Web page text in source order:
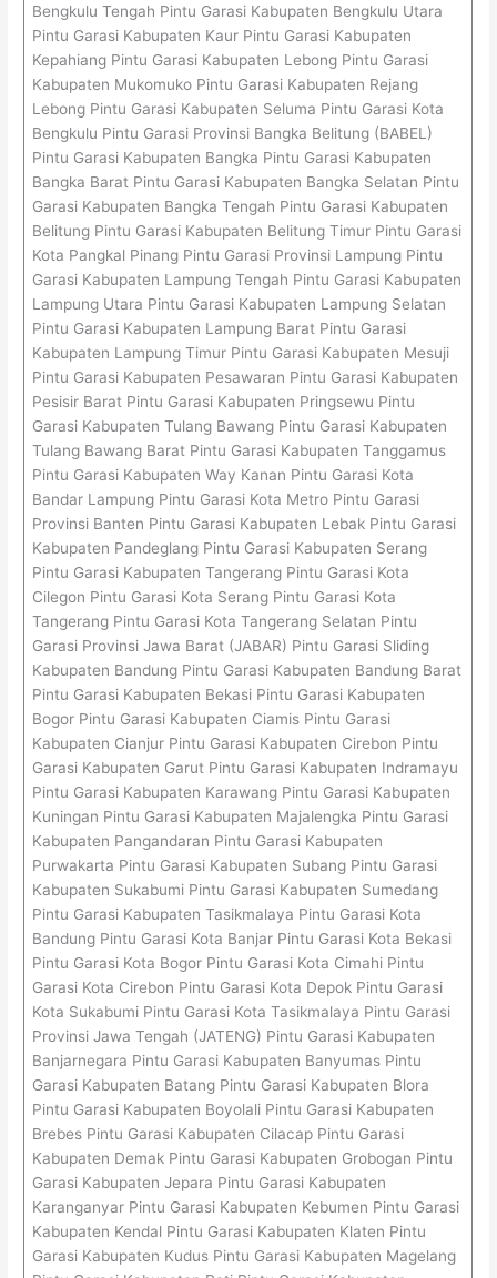
Bengkulu Tengah Pintu Garasi Kabupaten Bengkulu Utara
Pintu Garasi Kabupaten Kaur Pintu Garasi Kabupaten
Kepahiang Pintu Garasi Kabupaten Lebong Pintu Garasi
Kabupaten Mukomuko Pintu Garasi Kabupaten Rejang
Lebong Pintu Garasi Kabupaten Seluma Pintu Garasi Kota
Bengkulu Pintu Garasi Provinsi Bangka Belitung (BABEL)
Pintu Garasi Kabupaten Bangka Pintu Garasi Kabupaten
Bangka Barat Pintu Garasi Kabupaten Bangka Selatan Pintu
Garasi Kabupaten Bangka Tengah Pintu Garasi Kabupaten
Belitung Pintu Garasi Kabupaten Belitung Timur Pintu Garasi
Kota Pangkal Pinang Pintu Garasi Provinsi Lampung Pintu
Garasi Kabupaten Lampung Tengah Pintu Garasi Kabupaten
Lampung Utara Pintu Garasi Kabupaten Lampung Selatan
Pintu Garasi Kabupaten Lampung Barat Pintu Garasi
Kabupaten Lampung Timur Pintu Garasi Kabupaten Mesuji
Pintu Garasi Kabupaten Pesawaran Pintu Garasi Kabupaten
Pesisir Barat Pintu Garasi Kabupaten Pringsewu Pintu
Garasi Kabupaten Tulang Bawang Pintu Garasi Kabupaten
Tulang Bawang Barat Pintu Garasi Kabupaten Tanggamus
Pintu Garasi Kabupaten Way Kanan Pintu Garasi Kota
Bandar Lampung Pintu Garasi Kota Metro Pintu Garasi
Provinsi Banten Pintu Garasi Kabupaten Lebak Pintu Garasi
Kabupaten Pandeglang Pintu Garasi Kabupaten Serang
Pintu Garasi Kabupaten Tangerang Pintu Garasi Kota
Cilegon Pintu Garasi Kota Serang Pintu Garasi Kota
Tangerang Pintu Garasi Kota Tangerang Selatan Pintu
Garasi Provinsi Jawa Barat (JABAR) Pintu Garasi Sliding
Kabupaten Bandung Pintu Garasi Kabupaten Bandung Barat
Pintu Garasi Kabupaten Bekasi Pintu Garasi Kabupaten
Bogor Pintu Garasi Kabupaten Ciamis Pintu Garasi
Kabupaten Cianjur Pintu Garasi Kabupaten Cirebon Pintu
Garasi Kabupaten Garut Pintu Garasi Kabupaten Indramayu
Pintu Garasi Kabupaten Karawang Pintu Garasi Kabupaten
Kuningan Pintu Garasi Kabupaten Majalengka Pintu Garasi
Kabupaten Pangandaran Pintu Garasi Kabupaten
Purwakarta Pintu Garasi Kabupaten Subang Pintu Garasi
Kabupaten Sukabumi Pintu Garasi Kabupaten Sumedang
Pintu Garasi Kabupaten Tasikmalaya Pintu Garasi Kota
Bandung Pintu Garasi Kota Banjar Pintu Garasi Kota Bekasi
Pintu Garasi Kota Bogor Pintu Garasi Kota Cimahi Pintu
Garasi Kota Cirebon Pintu Garasi Kota Depok Pintu Garasi
Kota Sukabumi Pintu Garasi Kota Tasikmalaya Pintu Garasi
Provinsi Jawa Tengah (JATENG) Pintu Garasi Kabupaten
Banjarnegara Pintu Garasi Kabupaten Banyumas Pintu
Garasi Kabupaten Batang Pintu Garasi Kabupaten Blora
Pintu Garasi Kabupaten Boyolali Pintu Garasi Kabupaten
Brebes Pintu Garasi Kabupaten Cilacap Pintu Garasi
Kabupaten Demak Pintu Garasi Kabupaten Grobogan Pintu
Garasi Kabupaten Jepara Pintu Garasi Kabupaten
Karanganyar Pintu Garasi Kabupaten Kebumen Pintu Garasi
Kabupaten Kendal Pintu Garasi Kabupaten Klaten Pintu
Garasi Kabupaten Kudus Pintu Garasi Kabupaten Magelang